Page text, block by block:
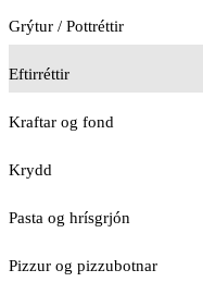
Grýtur / Pottréttir
Eftirréttir
Kraftar og fond
Krydd
Pasta og hrísgrjón
Pizzur og pizzubotnar